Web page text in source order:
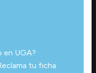
UGA?
tu ficha